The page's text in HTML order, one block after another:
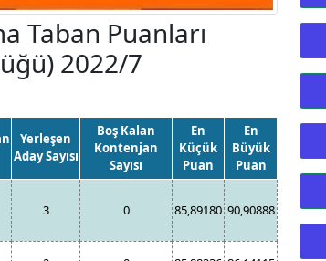
Taban Puanları
2022/7
Yerleşen
Aday Sayısı
Boş Kalan
Kontenjan
Sayısı
En
Küçük
Puan
En
Büyük
Puan
3 0 85,89180 90,90888